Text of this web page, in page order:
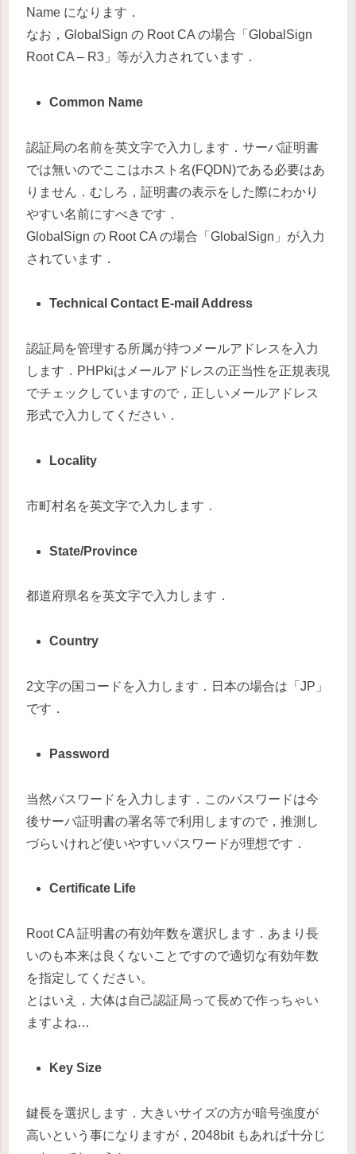
Name になります．
なお，GlobalSign の Root CA の場合「GlobalSign
Root CA – R3」等が入力されています．
Common Name
認証局の名前を英文字で入力します．サーバ証明書
では無いのでここはホスト名(FQDN)である必要はあ
りません．むしろ，証明書の表示をした際にわかり
やすい名前にすべきです．
GlobalSign の Root CA の場合「GlobalSign」が入力
されています．
Technical Contact E-mail Address
認証局を管理する所属が持つメールアドレスを入力
します．PHPkiはメールアドレスの正当性を正規表現
でチェックしていますので，正しいメールアドレス
形式で入力してください．
Locality
市町村名を英文字で入力します．
State/Province
都道府県名を英文字で入力します．
Country
2文字の国コードを入力します．日本の場合は「JP」
です．
Password
当然パスワードを入力します．このパスワードは今
後サーバ証明書の署名等で利用しますので，推測し
づらいけれど使いやすいパスワードが理想です．
Certificate Life
Root CA 証明書の有効年数を選択します．あまり長
いのも本来は良くないことですので適切な有効年数
を指定してください。
とはいえ，大体は自己認証局って長めで作っちゃい
ますよね…
Key Size
鍵長を選択します．大きいサイズの方が暗号強度が
高いという事になりますが，2048bit もあれば十分じ